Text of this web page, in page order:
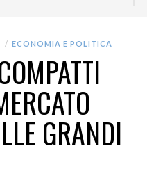
ECONOMIA E POLITICA
GRANDI